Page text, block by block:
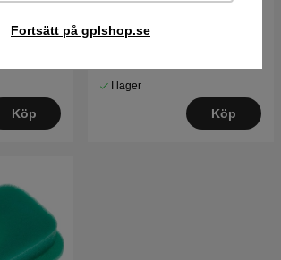
Fortsätt på gplshop.se
om 2-5
Köp
I lager
Köp